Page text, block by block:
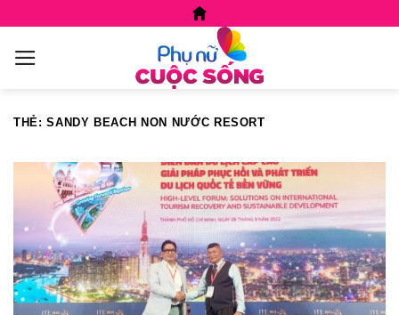
content
THẺ:SANDY BEACH NON NƯỚC RESORT